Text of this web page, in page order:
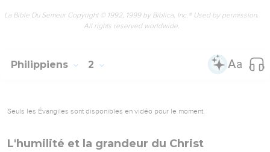
La Bible Du Semeur Copyright © 1992, 1999 by Biblica, Inc.® Used by permission.
All rights reserved worldwide.
Philippiens 2
Seuls les Évangiles sont disponibles en vidéo pour le moment.
L'humilité et la grandeur du Christ